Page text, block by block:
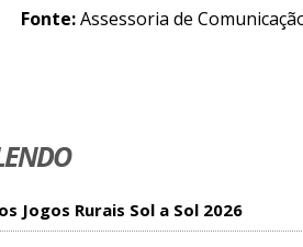
Fonte:Assessoria de
Jogos Rurais Sol a Sol 2026